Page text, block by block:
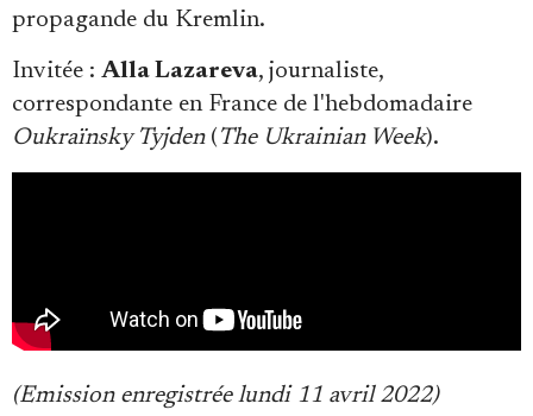
Faire un don
Se connecter
propagande du Kremlin.
Invitée : Alla Lazareva, journaliste,
correspondante en France de l'hebdomadaire
Oukraïnsky Tyjden( The Ukrainian Week).
(Emission enregistrée lundi 11 avril 2022)